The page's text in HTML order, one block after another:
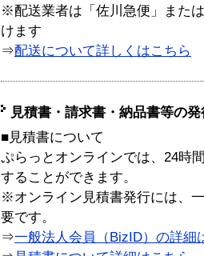
※配送業者は「佐川急便」また
けます
⇒配送について詳しくはこちら
見積書・請求書・納品書等の
■見積書について
ぷらっとオンラインでは、24時
することができます。
※オンライン見積書発行には、
要です。
⇒一般法人会員（BizID）の詳細